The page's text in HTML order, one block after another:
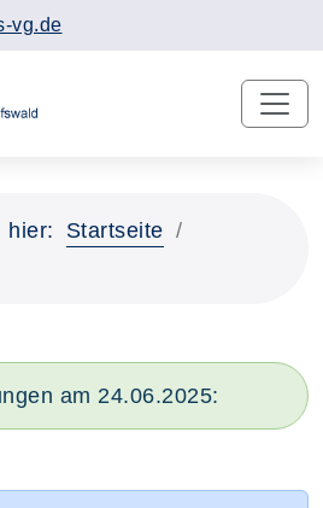
vg.de
hier:
Startseite
am 24.06.2025: